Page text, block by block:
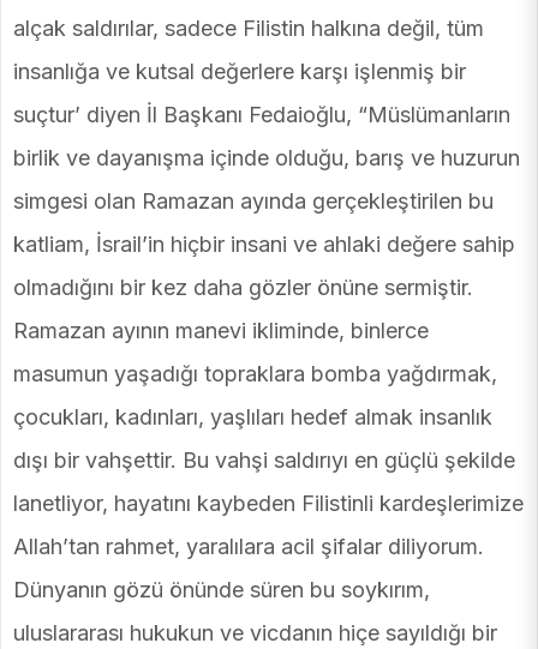
alçak saldırılar, sadece Filistin halkına değil, tüm
insanlığa ve kutsal değerlere karşı işlenmiş bir
suçtur’ diyen İl Başkanı Fedaioğlu, “Müslümanların
birlik ve dayanışma içinde olduğu, barış ve huzurun
simgesi olan Ramazan ayında gerçekleştirilen bu
katliam, İsrail’in hiçbir insani ve ahlaki değere sahip
olmadığını bir kez daha gözler önüne sermiştir.
Ramazan ayının manevi ikliminde, binlerce
masumun yaşadığı topraklara bomba yağdırmak,
çocukları, kadınları, yaşlıları hedef almak insanlık
dışı bir vahşettir. Bu vahşi saldırıyı en güçlü şekilde
lanetliyor, hayatını kaybeden Filistinli kardeşlerimize
Allah’tan rahmet, yaralılara acil şifalar diliyorum.
Dünyanın gözü önünde süren bu soykırım,
uluslararası hukukun ve vicdanın hiçe sayıldığı bir